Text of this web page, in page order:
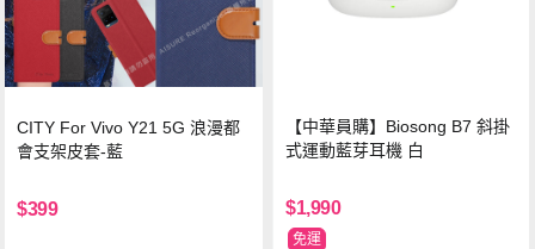
CITY For Vivo Y21 5G 浪漫都
會支架皮套-藍
$399
【中華員購】Biosong B7 斜掛
式運動藍芽耳機 白
$1,990
免運